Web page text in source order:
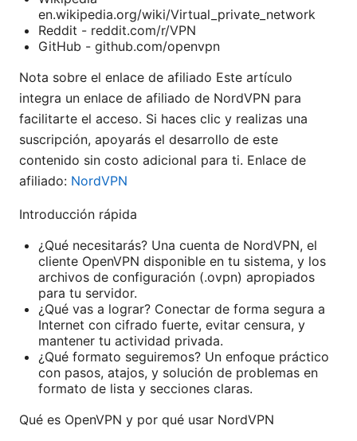
en.wikipedia.org/wiki/Virtual_private_network
Reddit - reddit.com/r/VPN
GitHub - github.com/openvpn
Nota sobre el enlace de afiliado Este artículo
integra un enlace de afiliado de NordVPN para
facilitarte el acceso. Si haces clic y realizas una
suscripción, apoyarás el desarrollo de este
contenido sin costo adicional para ti. Enlace de
afiliado: NordVPN
Introducción rápida
¿Qué necesitarás? Una cuenta de NordVPN, el
cliente OpenVPN disponible en tu sistema, y los
archivos de configuración (.ovpn) apropiados
para tu servidor.
¿Qué vas a lograr? Conectar de forma segura a
Internet con cifrado fuerte, evitar censura, y
mantener tu actividad privada.
¿Qué formato seguiremos? Un enfoque práctico
con pasos, atajos, y solución de problemas en
formato de lista y secciones claras.
Qué es OpenVPN y por qué usar NordVPN